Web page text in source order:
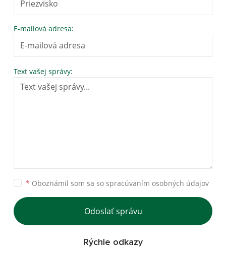
E-mailová adresa:
Text vašej správy:
* Oboznámil som sa so spracúvaním osobných údajov
Odoslať správu
Rýchle odkazy